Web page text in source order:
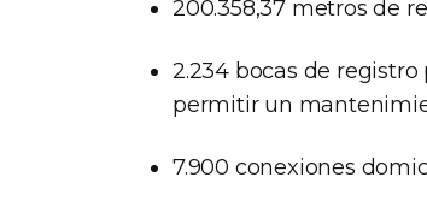
200.358,37 metros de
2.234 bocas de
permitir un
7.900 conexiones